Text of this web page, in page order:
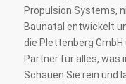
Propulsion Systems,
Baunatal entwickelt
die Plettenberg
Partner für alles, was
Schauen Sie rein und